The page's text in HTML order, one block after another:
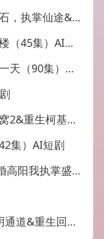
脚石执掌仙途（59集）AI短剧
45集）AI短剧
＆葛宸羽&艾江山
斗犬窝2（60集）AI短剧
集）AI短剧
唐（67集）AI短剧
神明通道（70集）AI短剧